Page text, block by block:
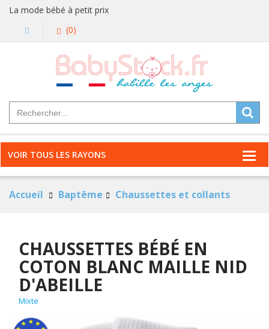
La mode bébé à petit prix
(0)
VOIR TOUS LES RAYONS
Accueil Baptême Chaussettes et collants
CHAUSSETTES BÉBÉ EN
COTON BLANC MAILLE NID
D'ABEILLE
Mixte